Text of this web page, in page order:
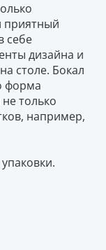
приятный
себе
дизайна и
столе. Бокал
форма
только
например,